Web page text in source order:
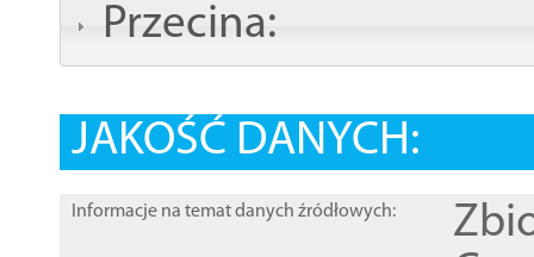
Przecina:
JAKOŚĆ DANYCH:
Informacje na temat danych źródłowych: